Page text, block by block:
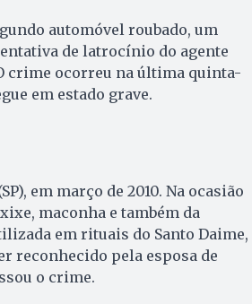
automóvel roubado, um
de latrocínio do agente
crime ocorreu na última quinta-
em estado grave.
em março de 2010. Na ocasião
maconha e também da
em rituais do Santo Daime,
reconhecido pela esposa de
o crime.